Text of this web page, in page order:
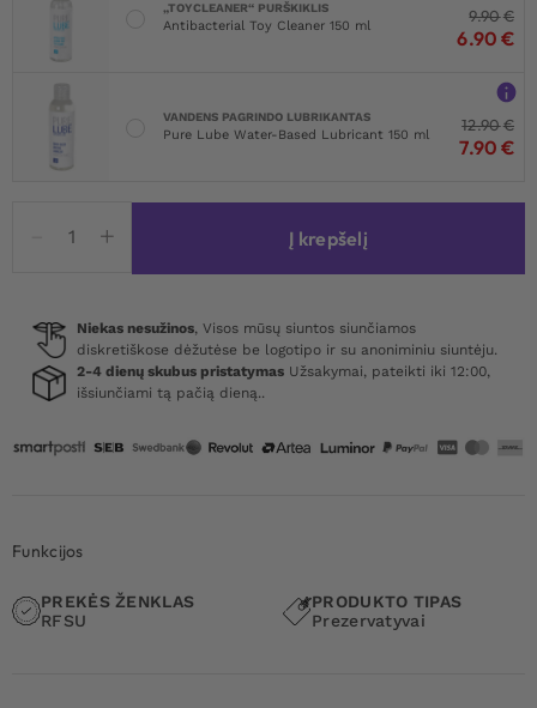
„TOYCLEANER“ PURŠKIKLIS
Antibacterial Toy Cleaner 150 ml
9.90€
6.90 €
VANDENS PAGRINDO LUBRIKANTAS
Pure Lube Water-Based Lubricant 150 ml
12.90€
7.90 €
kiekis:
Kondomer
30-
pack
Į krepšelį
Niekas nesužinos, Visos mūsų siuntos siunčiamos
diskretiškose dėžutėse be logotipo ir su anoniminiu siuntėju.
2-4 dienų skubus pristatymas Užsakymai, pateikti iki 12:00,
išsiunčiami tą pačią dieną..
Funkcijos
PREKĖS ŽENKLAS
RFSU
PRODUKTO TIPAS
Prezervatyvai